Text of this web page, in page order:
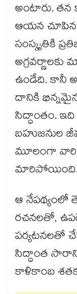
అంటారు.
ఆయన
సంస్కృతికి
అగ్రవర్ణాలకు
ఉండేది. కానీ
దానికి
సిద్ధాంతం.
బహుజనుల
మూలంగా
ఆ నేపథ్యంలో
రచనలతో,
పర్యటనలతో
సిద్ధాంత
కాళికాంబ